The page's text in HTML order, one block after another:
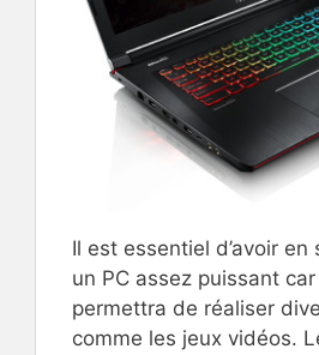
Il est essentiel d’avoir en
un PC assez puissant
permettra de réaliser
comme les jeux vidéos.